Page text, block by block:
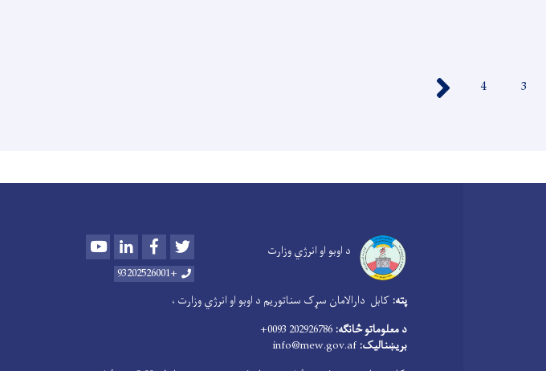
Page
3
Page
4
د اوبو او انرژي وزارت YoutubeLinkedInFacebook
+93202526001
پته: کابل دارالامان سړک سناتوریم د اوبو او انرژي وزارت ،
د معلوماتو څانګه: 202926786 0093+
بریښنالیک: info@mew.gov.af